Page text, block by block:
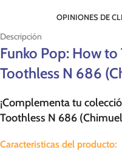
OPINIONES DE
Descripción
Funko Pop: How to
Toothless N 686
¡Complementa tu
Toothless N 686
Caracteristicas del producto: